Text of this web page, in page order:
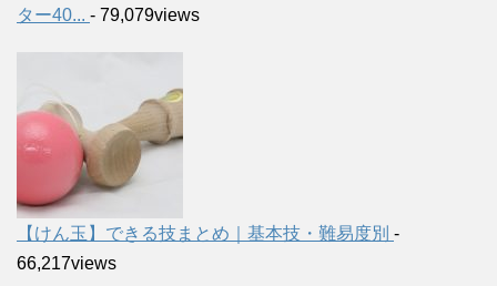
ター40... - 79,079views
【けん玉】できる技まとめ｜基本技・難易度別 -
66,217views